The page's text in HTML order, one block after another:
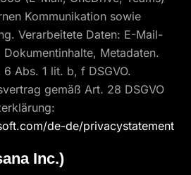
Kommunikation sowie
Verarbeitete Daten: E-Mail-
Metadaten.
Abs. 1 lit. b, f DSGVO.
gemäß Art. 28 DSGVO
de-de/privacystatement
Inc.)